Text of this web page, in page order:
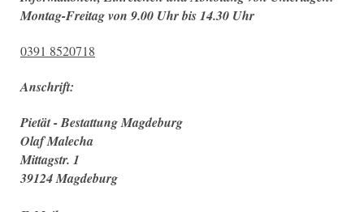
Montag-Freitag von 9.00 Uhr bis 14.30 Uhr
0391 8520718
Anschrift:
Pietät - Bestattung Magdeburg
OlafMalecha
Mittagstr. 1
39124Magdeburg